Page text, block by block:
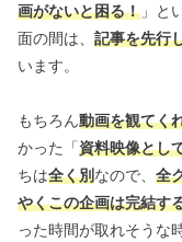
画がないと困る！ 」と
面の間は、 記事を先行
います。
もちろん動画を観てく
かった「資料映像とし
ちは全く別なので、 全
やくこの企画は完結す
った時間が取れそうな